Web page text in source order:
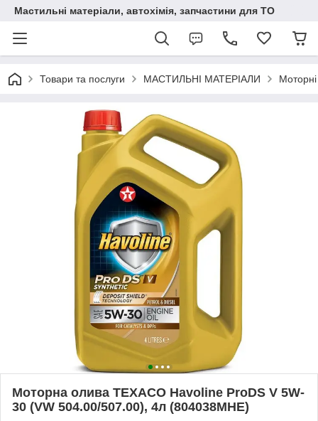
Мастильні матеріали, автохімія, запчастини для ТО
Товари та послуги МАСТИЛЬНІ МАТЕРІАЛИ
Моторна олива TEXACO Havoline ProDS V 5W-
30 (VW 504.00/507.00), 4л (804038MHE)